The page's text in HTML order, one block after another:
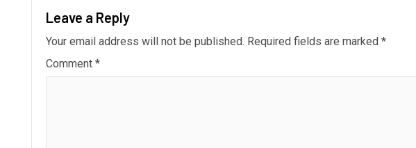
Leave a Reply
Your email address will not be published. Required fields are marked *
Comment *